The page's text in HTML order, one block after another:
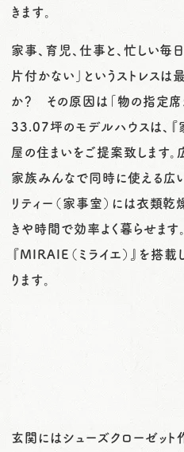
きます。
家事、育児、仕事と、忙しい毎
片付かない」というストレスは
か？ その原因は「物の指定席
33.07坪のモデルハウスは、
屋の住まいをご提案致します。
家族みんなで同時に使える広
リティー（家事室）には衣類
きや時間で効率よく暮らせます
『MIRAIE（ミライエ）』を搭
ります。
玄関にはシューズクローゼッ